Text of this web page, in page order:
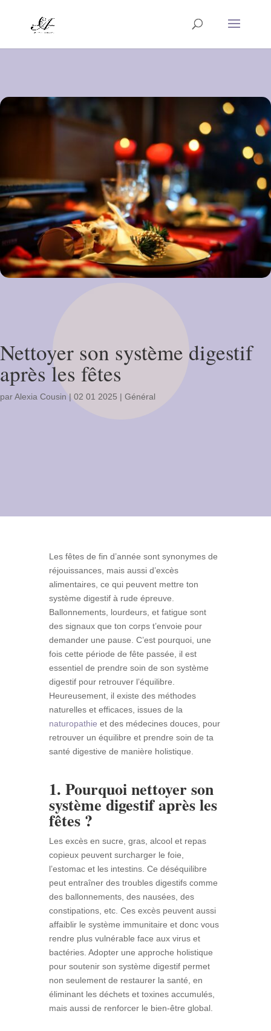
Nettoyer son système digestif
après les fêtes
parAlexia Cousin | 02 01 2025 | Général
Les fêtes de fin d’année sont synonymes de
réjouissances, mais aussi d’excès
alimentaires, ce qui peuvent mettre ton
système digestif à rude épreuve.
Ballonnements, lourdeurs, et fatigue sont
des signaux que ton corps t’envoie pour
demander une pause. C’est pourquoi, une
fois cette période de fête passée, il est
essentiel de prendre soin de son système
digestif pour retrouver l’équilibre.
Heureusement, il existe des méthodes
naturelles et efficaces, issues de la
naturopathie et des médecines douces, pour
retrouver un équilibre et prendre soin de ta
santé digestive de manière holistique.
1. Pourquoi nettoyer son
système digestif après les
fêtes ?
Les excès en sucre, gras, alcool et repas
copieux peuvent surcharger le foie,
l’estomac et les intestins. Ce déséquilibre
peut entraîner des troubles digestifs comme
des ballonnements, des nausées, des
constipations, etc. Ces excès peuvent aussi
affaiblir le système immunitaire et donc vous
rendre plus vulnérable face aux virus et
bactéries. Adopter une approche holistique
pour soutenir son système digestif permet
non seulement de restaurer la santé, en
éliminant les déchets et toxines accumulés,
mais aussi de renforcer le bien-être global.